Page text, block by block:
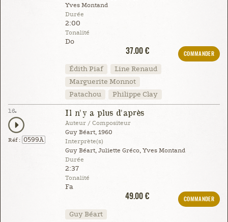
Yves Montand
Durée
2:00
Tonalité
Do
37.00 €
COMMANDER
Édith Piaf
Line Renaud
Marguerite Monnot
Patachou
Philippe Clay
16.
Réf : 0599A
Il n'y a plus d'après
Auteur / Compositeur
Guy Béart, 1960
Interprète(s)
Guy Béart, Juliette Gréco, Yves Montand
Durée
2:37
Tonalité
Fa
49.00 €
COMMANDER
Guy Béart